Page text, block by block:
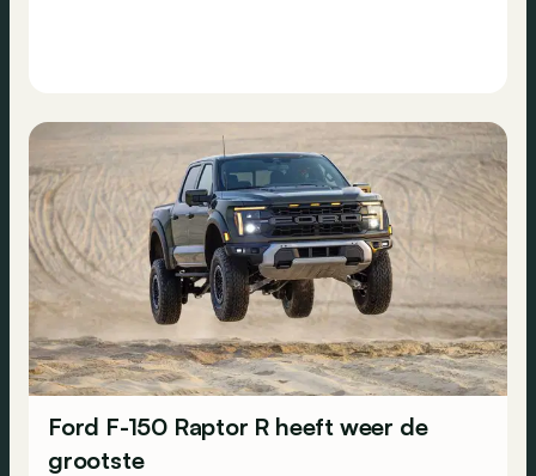
Ford F-150 Raptor R heeft weer de
grootste